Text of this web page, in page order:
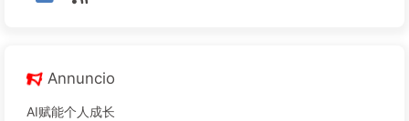
Annuncio
AI赋能个人成长